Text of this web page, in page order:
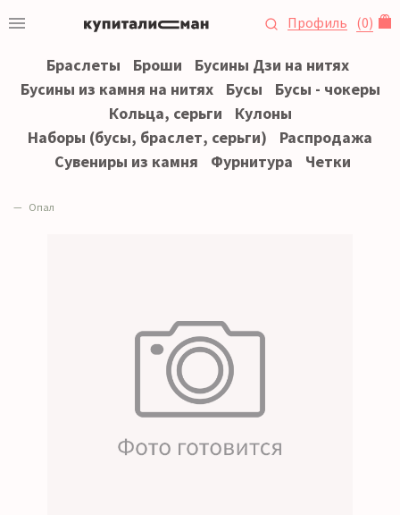
Профиль (0)
Браслеты Броши
Бусины Дзи на нитях
Бусины из камня на нитях
Бусы
Бусы - чокеры
Кольца, серьги
Кулоны
Наборы (бусы, браслет, серьги)
Распродажа
Сувениры из камня
Фурнитура Четки
Опал